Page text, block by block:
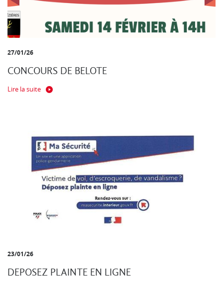
27/01/26
CONCOURS DE BELOTE
Lire la suite
23/01/26
DEPOSEZ PLAINTE EN LIGNE